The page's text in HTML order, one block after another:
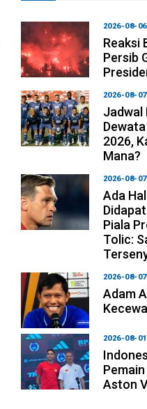
2026-08-
Reaksi
Persib
2026-08-
Jadwal
2026,
Mana?
2026-08-
Ada
Piala
Tolic:
2026-08-
Adam
Kecewa
2026-08-
Aston